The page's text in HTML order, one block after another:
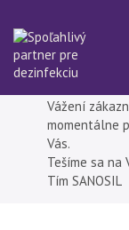
Vážení
momentálne
Vás.
Tešíme sa na
Tím SANOSIL